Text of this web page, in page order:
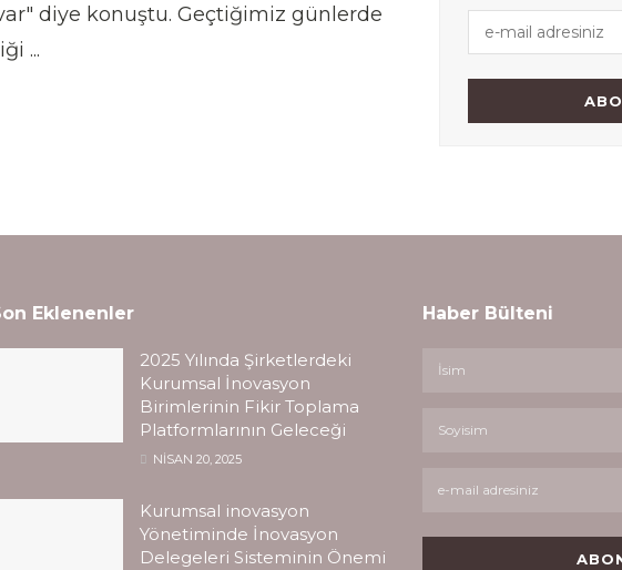
diye konuştu. Geçtiğimiz günlerde
...
Eklenenler
2025 Yılında Şirketlerdeki
Kurumsal İnovasyon
Birimlerinin Fikir Toplama
Platformlarının Geleceği
NISAN 20, 2025
Kurumsal inovasyon
Yönetiminde İnovasyon
Delegeleri Sisteminin Önemi
Haber Bülteni